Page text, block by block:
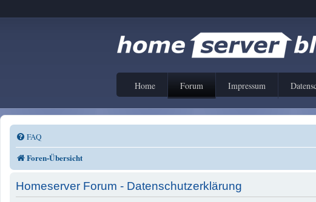
Home Forum Impressum
FAQ
Foren-Übersicht
Homeserver Forum - Datenschutzerklärung